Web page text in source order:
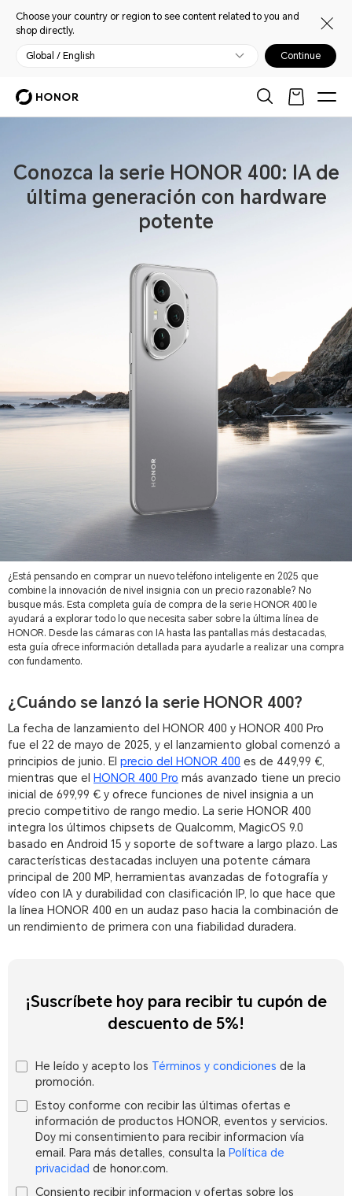
Choose your country or region to see content related to you and
shop directly.
Global / English Continue
Conozca la serie HONOR 400: IA de
última generación con hardware
potente
¿Está pensando en comprar un nuevo teléfono inteligente en 2025 que
combine la innovación de nivel insignia con un precio razonable? No
busque más. Esta completa guía de compra de la serie HONOR 400 le
ayudará a explorar todo lo que necesita saber sobre la última línea de
HONOR. Desde las cámaras con IA hasta las pantallas más destacadas,
esta guía ofrece información detallada para ayudarle a realizar una compra
con fundamento.
¿Cuándo se lanzó la serie HONOR 400?
La fecha de lanzamiento del HONOR 400 y HONOR 400 Pro
fue el 22 de mayo de 2025, y el lanzamiento global comenzó a
principios de junio. El precio del HONOR 400 es de 449,99 €,
mientras que el
HONOR 400 Pro más avanzado tiene un precio
inicial de 699,99 € y ofrece funciones de nivel insignia a un
precio competitivo de rango medio. La serie HONOR 400
integra los últimos chipsets de Qualcomm, MagicOS 9.0
basado en Android 15 y soporte de software a largo plazo. Las
características destacadas incluyen una potente cámara
principal de 200 MP, herramientas avanzadas de fotografía y
vídeo con IA y durabilidad con clasificación IP, lo que hace que
la línea HONOR 400 en un audaz paso hacia la combinación de
un rendimiento de primera con una fiabilidad duradera.
¡Suscríbete hoy para recibir tu cupón de
descuento de 5%!
He leído y acepto los Términos y condiciones de la
promoción.
Estoy conforme con recibir las últimas ofertas e
información de productos HONOR, eventos y servicios.
Doy mi consentimiento para recibir informacion vía
email. Para más detalles, consulta la Política de
privacidad de honor.com.
Consiento recibir informacion y ofertas sobre los